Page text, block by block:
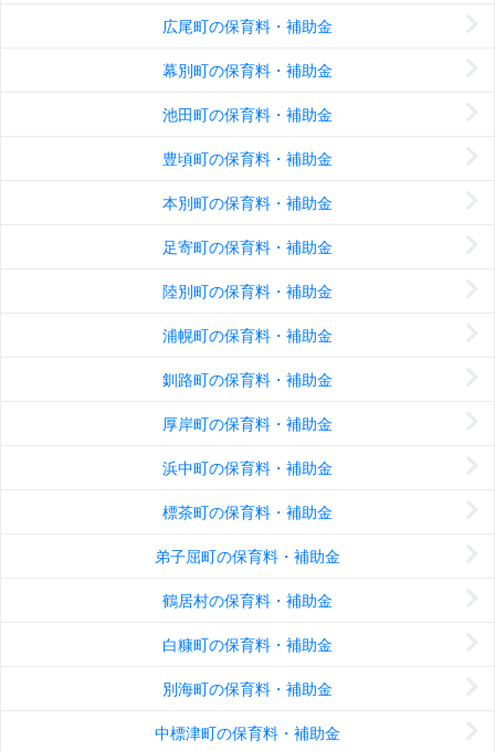
広尾町の保育料・補助金
幕別町の保育料・補助金
池田町の保育料・補助金
豊頃町の保育料・補助金
本別町の保育料・補助金
足寄町の保育料・補助金
陸別町の保育料・補助金
浦幌町の保育料・補助金
釧路町の保育料・補助金
厚岸町の保育料・補助金
浜中町の保育料・補助金
標茶町の保育料・補助金
弟子屈町の保育料・補助金
鶴居村の保育料・補助金
白糠町の保育料・補助金
別海町の保育料・補助金
中標津町の保育料・補助金